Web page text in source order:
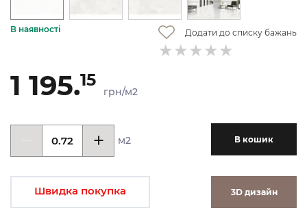
В наявності Додати до списку бажань
1 195.15
грн/м2
м2 В кошик
Швидка покупка 3D дизайн